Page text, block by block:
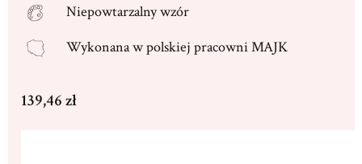
Niepowtarzalny wzór
Wykonana wpolskiej pracowni MAJK
Cena
139,46 zł